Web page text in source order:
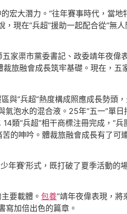
宏大潛力。“往年賽事時代，當地
現在“兵超”援助一起配合從“無人
五家渠市黨委書記、政委靖年夜偉
旅融會成長筑牢基礎。現在，五
與“兵超”熱度構成照應成長勢頭
泡水的混合液。25年“五一”單日
類“兵超”相干商標注冊完成，“兵
的呻吟。體裁旅融會成長有了可
年賽’形式，既打破了夏季活動的
要載體。 包養”靖年夜偉表現，將
寫加倍出色的篇章。